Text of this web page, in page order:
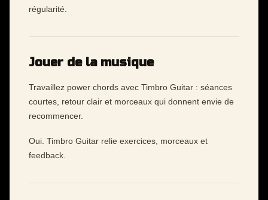
régularité.
Jouer de la musique
Travaillez power chords avec Timbro Guitar : séances
courtes, retour clair et morceaux qui donnent envie de
recommencer.
Oui. Timbro Guitar relie exercices, morceaux et
feedback.